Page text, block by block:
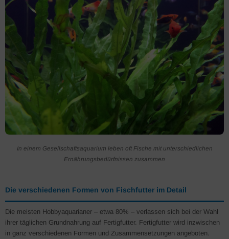
In einem Gesellschaftsaquarium leben oft Fische mit unterschiedlichen
Ernährungsbedürfnissen zusammen
Die verschiedenen Formen von Fischfutter im Detail
Die meisten Hobbyaquarianer – etwa 80% – verlassen sich bei der Wahl
ihrer täglichen Grundnahrung auf Fertigfutter. Fertigfutter wird inzwischen
in ganz verschiedenen Formen und Zusammensetzungen angeboten.